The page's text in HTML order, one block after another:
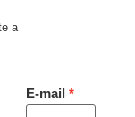
a
E-mail